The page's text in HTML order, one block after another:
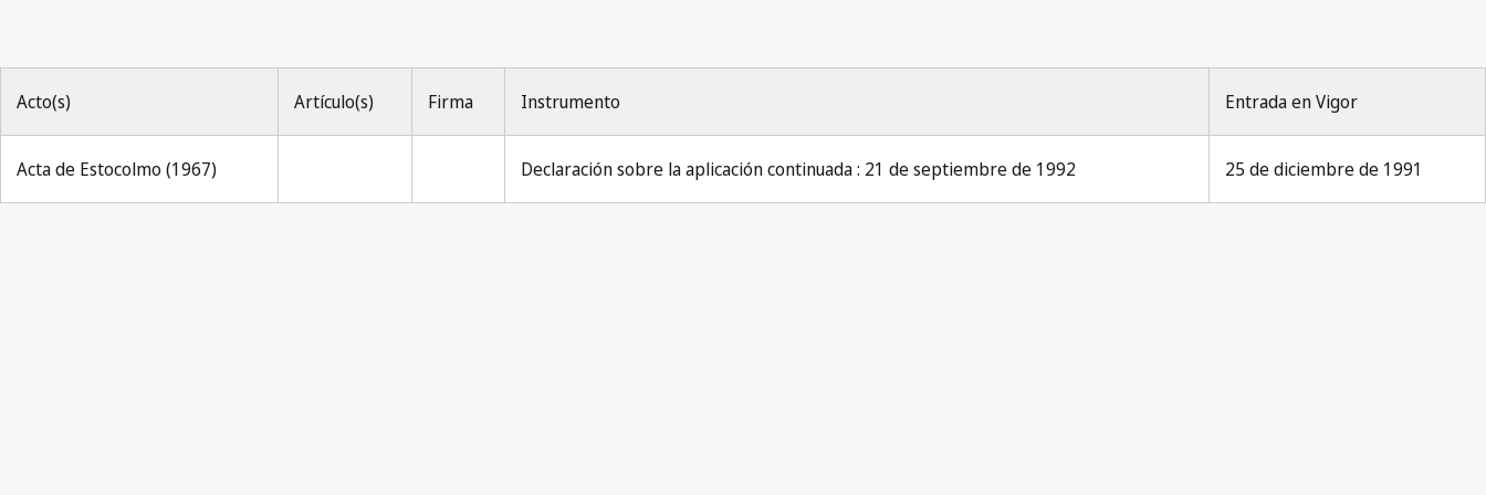
Acto(s) Artículo(s) Firma Instrumento Entrada en Vigor
Acta de Estocolmo (1967) Declaración sobre la aplicación continuada : 21 de septiembre de 1992 25 de diciembre de 1991